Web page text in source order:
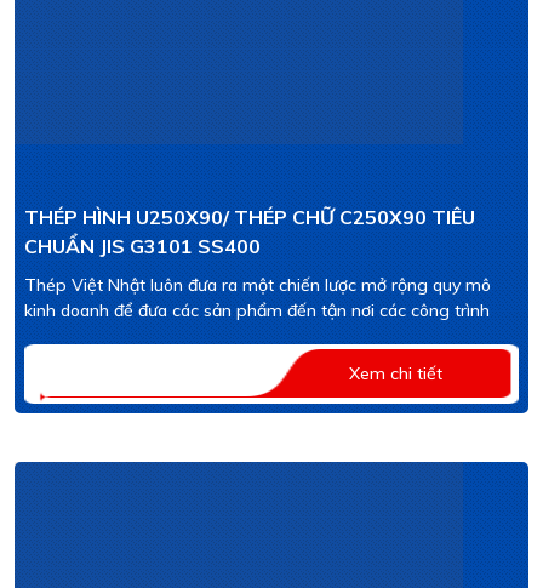
THÉP HÌNH U250X90/ THÉP CHỮ C250X90 TIÊU
CHUẨN JIS G3101 SS400
Thép Việt Nhật luôn đưa ra một chiến lược mở rộng quy mô
kinh doanh để đưa các sản phẩm đến tận nơi các công trình
Xem chi tiết